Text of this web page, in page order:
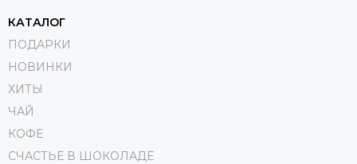
КАТАЛОГ
ПОДАРКИ
НОВИНКИ
ХИТЫ
ЧАЙ
КОФЕ
СЧАСТЬЕ В ШОКОЛАДЕ